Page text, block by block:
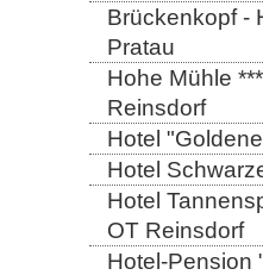
Brückenkopf -
Pratau
Hohe Mühle
Reinsdorf
Hotel
Hotel
Hotel
OT Reinsdorf
Hotel-Pension